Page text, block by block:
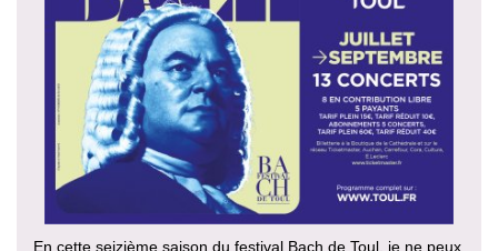
En cette seizième saison du festival Bach de Toul, je ne peux